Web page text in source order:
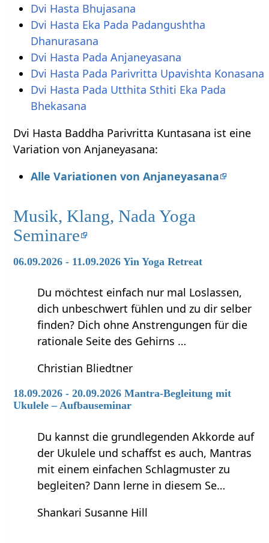
Dvi Hasta Bhujasana
Dvi Hasta Eka Pada Padangushtha
Dhanurasana
Dvi Hasta Pada Anjaneyasana
Dvi Hasta Pada Parivritta Upavishta Konasana
Dvi Hasta Pada Utthita Sthiti Eka Pada
Bhekasana
Dvi Hasta Baddha Parivritta Kuntasana ist eine
Variation von Anjaneyasana:
Alle Variationen von Anjaneyasana
Musik, Klang, Nada Yoga
Seminare
06.09.2026 - 11.09.2026 Yin Yoga Retreat
Du möchtest einfach nur mal Loslassen,
dich unbeschwert fühlen und zu dir selber
finden? Dich ohne Anstrengungen für die
rationale Seite des Gehirns …
Christian Bliedtner
18.09.2026 - 20.09.2026 Mantra-Begleitung mit
Ukulele – Aufbauseminar
Du kannst die grundlegenden Akkorde auf
der Ukulele und schaffst es auch, Mantras
mit einem einfachen Schlagmuster zu
begleiten? Dann lerne in diesem Se…
Shankari Susanne Hill